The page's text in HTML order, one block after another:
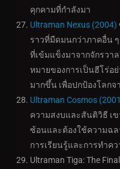
คุกคามที่กำลังมา
Ultraman Nexus (2004)
ราวที่มืดมนกว่าภาคอื่น
ที่เข้มแข็งมาจากจักรวา
หมายของการเป็นฮีโร่อ
มากขึ้น เพื่อปกป้องโลกจ
Ultraman Cosmos
ความสงบและสันติวิธี เ
ซ้อนและต้องใช้ความฉล
การเรียนรู้และการทำค
Ultraman Tiga: The